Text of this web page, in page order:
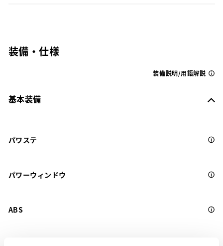
装備・仕様
装備説明/用語解説
基本装備
パワステ
パワーウィンドウ
ABS